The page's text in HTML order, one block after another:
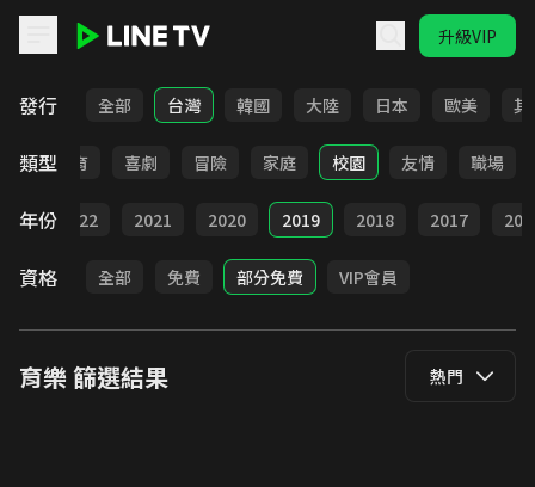
升級VIP
發行 全部 台灣 韓國 大陸 日本 歐美 其
類型教育 喜劇 冒險 家庭 校園 友情 職場
年份 2022 2021 2020 2019 2018 2017
資格 全部 免費 部分免費 VIP會員
育樂篩選結果 熱門